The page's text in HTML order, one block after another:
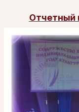
Отчетный